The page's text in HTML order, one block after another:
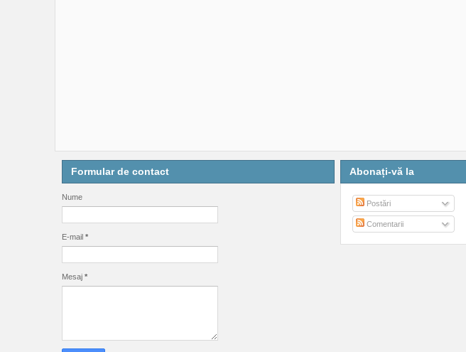
Formular de contact
Nume
E-mail *
Mesaj *
Abonați-vă la
Postări
Comentarii